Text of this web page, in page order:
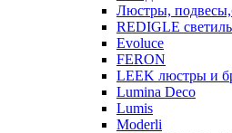
Люстры,
REDIGLE
Evoluce
FERON
LEEK люстры и
Lumina Deco
Lumis
Moderli